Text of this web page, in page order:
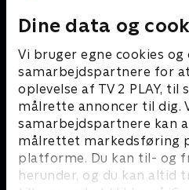
Dine data og
Vi bruger egne cookies og
samarbejdspartnere for
oplevelse af TV 2 PLAY,
målrette annoncer til dig.
samarbejdspartnere kan
målrettet markedsføring
platforme. Du kan til- og
herunder, og du kan altid
Mordene i Marlow
Krimi & Spænding • 2 sæsoner